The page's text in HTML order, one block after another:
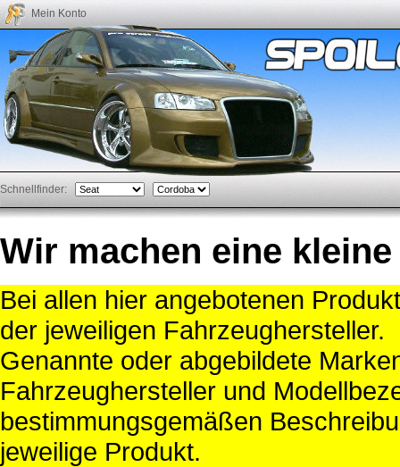
Mein Konto
Schnellfinder:
Wir machen eine kleine
Bei allen hier angebotenen
der jeweiligen Fahrzeughersteller.
Genannte oder abgebildete
Fahrzeughersteller und
bestimmungsgemäßen
jeweilige Produkt.